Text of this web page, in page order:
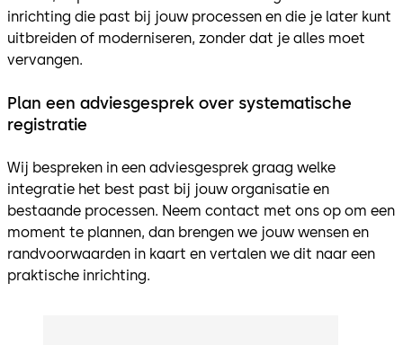
inrichting die past bij jouw processen en die je later kunt
uitbreiden of moderniseren, zonder dat je alles moet
vervangen.
Plan een adviesgesprek over systematische
registratie
Wij bespreken in een adviesgesprek graag welke
integratie het best past bij jouw organisatie en
bestaande processen. Neem contact met ons op om een
moment te plannen, dan brengen we jouw wensen en
randvoorwaarden in kaart en vertalen we dit naar een
praktische inrichting.